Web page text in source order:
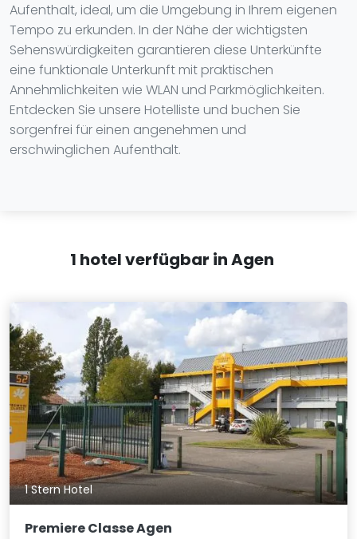
Aufenthalt, ideal, um die Umgebung in Ihrem eigenen
Tempo zu erkunden. In der Nähe der wichtigsten
Sehenswürdigkeiten garantieren diese Unterkünfte
eine funktionale Unterkunft mit praktischen
Annehmlichkeiten wie WLAN und Parkmöglichkeiten.
Entdecken Sie unsere Hotelliste und buchen Sie
sorgenfrei für einen angenehmen und
erschwinglichen Aufenthalt.
1 hotel verfügbar in Agen
1 Stern Hotel
Premiere Classe Agen